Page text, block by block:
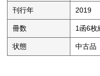
刊行年 2019
冊数 1函6枚
状態 中古品